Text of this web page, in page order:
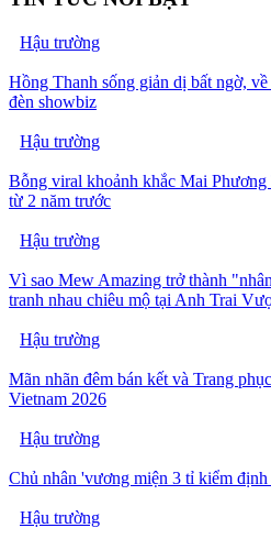
Hậu trường
Hồng Thanh sống giản dị bất ngờ,
đèn showbiz
Hậu trường
Bỗng viral khoảnh khắc Mai
từ 2 năm trước
Hậu trường
Vì sao Mew Amazing trở thành
tranh nhau chiêu mộ tại Anh Trai
Hậu trường
Mãn nhãn đêm bán kết và Trang
Vietnam 2026
Hậu trường
Chủ nhân 'vương miện 3 tỉ kiểm
Hậu trường